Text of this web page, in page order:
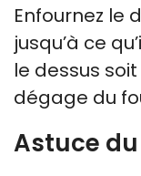
Enfournez le
jusqu’à ce
le dessus soit
dégage du
Astuce